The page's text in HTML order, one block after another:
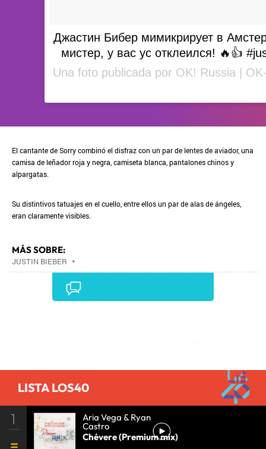
Джастин Бибер мимикрирует в
мистер, у вас ус отклеился! 🔥👍
El cantante de Sorry combinó el disfraz con un par de lentes de aviador, una
camisa de leñador roja y negra, camiseta blanca, pantalones chinos y
alpargatas.
Su distintivos tatuajes en el cuello, entre ellos un par de alas de ángeles,
eran claramente visibles.
MÁS SOBRE:
JUSTIN BIEBER •
LISTA LOS40
1 Aria Vega & Ryan
Castro
Chévere (Premium mix)